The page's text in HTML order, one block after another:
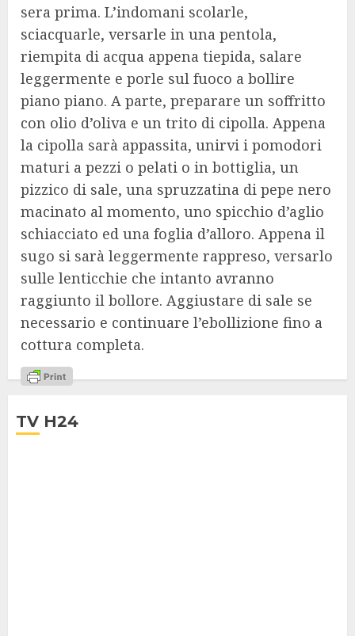
sera prima. L’indomani scolarle,
sciacquarle, versarle in una pentola,
riempita di acqua appena tiepida, salare
leggermente e porle sul fuoco a bollire
piano piano. A parte, preparare un soffritto
con olio d’oliva e un trito di cipolla. Appena
la cipolla sarà appassita, unirvi i pomodori
maturi a pezzi o pelati o in bottiglia, un
pizzico di sale, una spruzzatina di pepe nero
macinato al momento, uno spicchio d’aglio
schiacciato ed una foglia d’alloro. Appena il
sugo si sarà leggermente rappreso, versarlo
sulle lenticchie che intanto avranno
raggiunto il bollore. Aggiustare di sale se
necessario e continuare l’ebollizione fino a
cottura completa.
TV H24